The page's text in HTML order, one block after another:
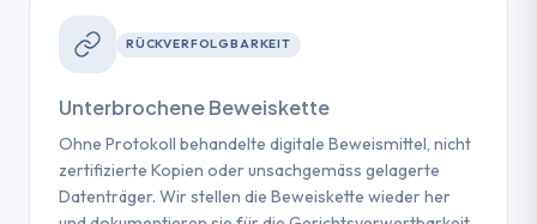
RÜCKVERFOLGBARKEIT
Unterbrochene Beweiskette
Ohne Protokoll behandelte digitale Beweismittel, nicht
zertifizierte Kopien oder unsachgemäss gelagerte
Datenträger. Wir stellen die Beweiskette wieder her